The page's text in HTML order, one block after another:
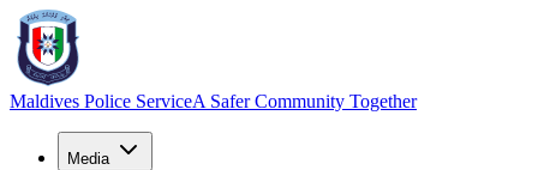
Maldives Police ServiceA Safer Community Together
Media